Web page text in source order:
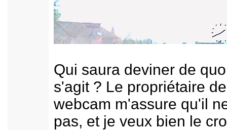
Qui saura deviner de
s'agit ? Le propriétaire
webcam m'assure qu'il
pas, et je veux bien le